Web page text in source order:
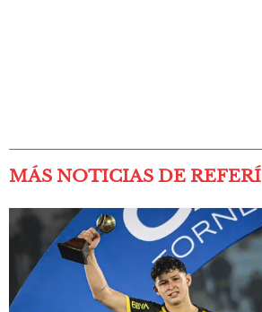
MÁS NOTICIAS DE REFERÍ